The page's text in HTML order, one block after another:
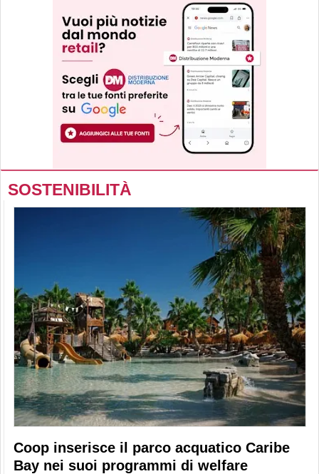
SOSTENIBILITÀ
Coop inserisce il parco acquatico Caribe
Bay nei suoi programmi di welfare